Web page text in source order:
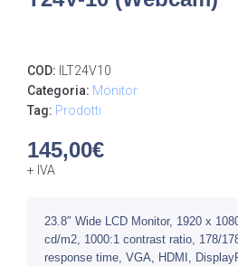
COD:
ILT24V10
Categoria: Monitor
Tag: Prodotti
145,00€
+ IVA
23.8″ Wide LCD Monitor, 1920 x
cd/m2, 1000:1 contrast ratio, 178/
response time, VGA, HDMI,